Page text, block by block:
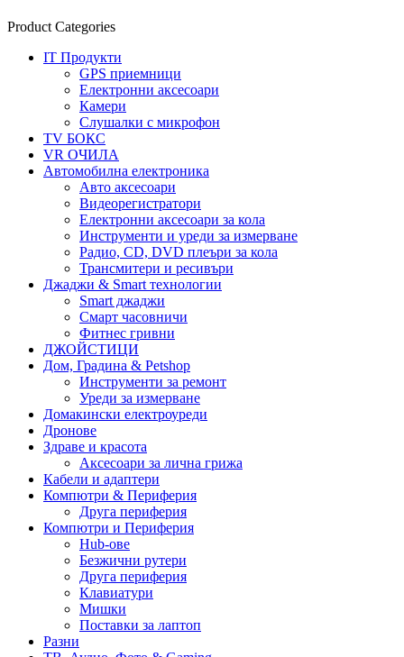
Product Categories
IT Продукти
GPS приемници
Електронни аксесоари
Камери
Слушалки с микрофон
TV БОКС
VR ОЧИЛА
Автомобилна електроника
Авто аксесоари
Видеорегистратори
Електронни аксесоари за кола
Инструменти и уреди за измерване
Радио, CD, DVD плеъри за кола
Трансмитери и ресивъри
Джаджи & Smart технологии
Smart джаджи
Смарт часовничи
Фитнес гривни
ДЖОЙСТИЦИ
Дом, Градина & Petshop
Инструменти за ремонт
Уреди за измерване
Домакински електроуреди
Дронове
Здраве и красота
Аксесоари за лична грижа
Кабели и адаптери
Компютри & Периферия
Друга периферия
Компютри и Периферия
Hub-ове
Безжични рутери
Друга периферия
Клавиатури
Мишки
Поставки за лаптоп
Разни